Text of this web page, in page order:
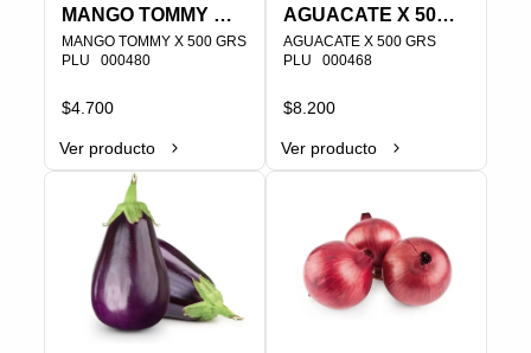
MANGO TOMMY X
500 GRS
MANGO TOMMY X 500 GRS
PLU   000480
$4.700
Ver producto
AGUACATE X 500
GRS
AGUACATE X 500 GRS
PLU   000468
$8.200
Ver producto